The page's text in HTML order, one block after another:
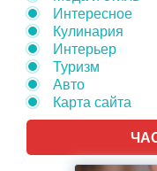
Интересное
Кулинария
Интерьер
Туризм
Авто
Карта сайта